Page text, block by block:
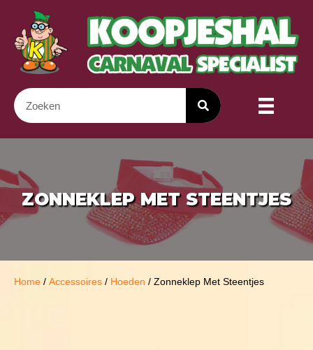
ZONNEKLEP MET STEENTJES
Home / Accessoires / Hoeden / Zonneklep Met Steentjes